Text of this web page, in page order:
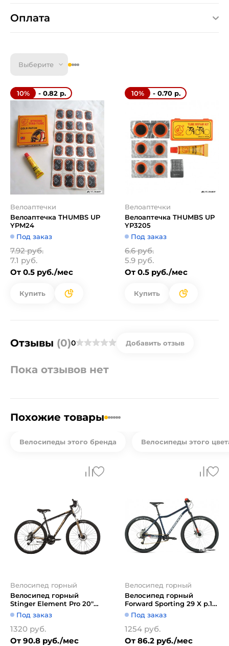
Оплата
Выберите
10% - 0.82 р.
Велоаптечки
Велоаптечка THUMBS UP
YPM24
Под заказ
7.92 руб.
7.1 руб.
От 0.5 руб./мес
Купить
10% - 0.70 р.
Велоаптечки
Велоаптечка THUMBS UP
YP3205
Под заказ
6.6 руб.
5.9 руб.
От 0.5 руб./мес
Купить
Отзывы (0)0 Добавить отзыв
Пока отзывов нет
Похожие товары
Велосипеды этого бренда Велосипеды этого
Велосипед горный
Велосипед горный
Stinger Element Pro 20"
27.5" (золотистый)
Под заказ
1320 руб.
От 90.8 руб./мес
Велосипед горный
Велосипед горный
Forward Sporting 29 X р.17
2021 (темно-синий)
Под заказ
1254 руб.
От 86.2 руб./мес